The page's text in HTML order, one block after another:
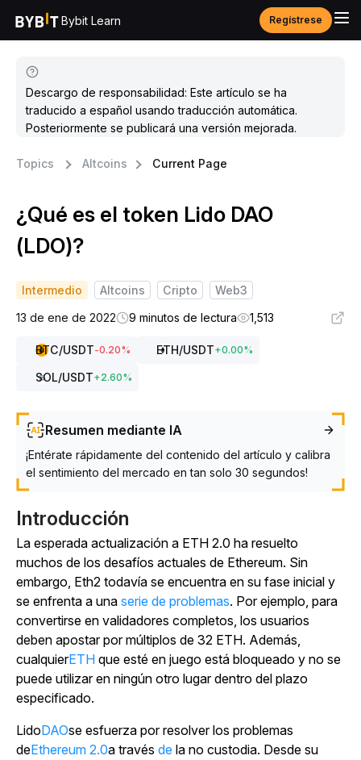
Bybit Learn Regístrese
Descargo de responsabilidad: Este artículo se ha
traducido a español usando traducción automática.
Posteriormente se publicará una versión mejorada.
Topics Altcoins Current Page
¿Qué es el token Lido DAO
(LDO)?
Intermedio Altcoins Cripto
Web3
13 de ene de 2022
9 minutos de lectura 1,513
BTC/USDT-0.20% ETH/USDT+0.00%
SOL/USDT+2.60%
Resumen mediante IA
¡Entérate rápidamente del contenido del artículo y calibra
el sentimiento del mercado en tan solo 30 segundos!
Introducción
La esperada actualización a ETH 2.0 ha resuelto
muchos de los desafíos actuales de Ethereum. Sin
embargo, Eth2 todavía se encuentra en su fase inicial y
se enfrenta a una serie de problemas. Por ejemplo, para
convertirse en validadores completos, los usuarios
deben apostar por múltiplos de 32 ETH. Además,
cualquierETH que esté en juego está bloqueado y no se
puede utilizar en ningún otro lugar dentro del plazo
especificado.
LidoDAOse esfuerza por resolver los problemas
deEthereum 2.0a través de la no custodia. Desde su